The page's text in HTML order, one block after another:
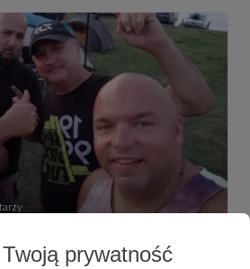
prywatność
Lucio Łowca 2019